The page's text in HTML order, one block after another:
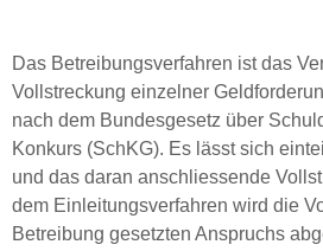
Das Betreibungsverfahren ist das
Vollstreckung einzelner
nach dem Bundesgesetz über
Konkurs (SchKG). Es lässt sich
und das daran anschliessende
dem Einleitungsverfahren wird die
Betreibung gesetzten Anspruchs